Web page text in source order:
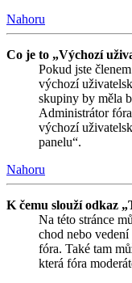
Nahoru
Co je to „Výchozí
Pokud jste
výchozí
skupiny by měla
Administrátor
výchozí
panelu“.
Nahoru
K čemu slouží odkaz
Na této stránce
chod nebo
fóra. Také tam
která fóra